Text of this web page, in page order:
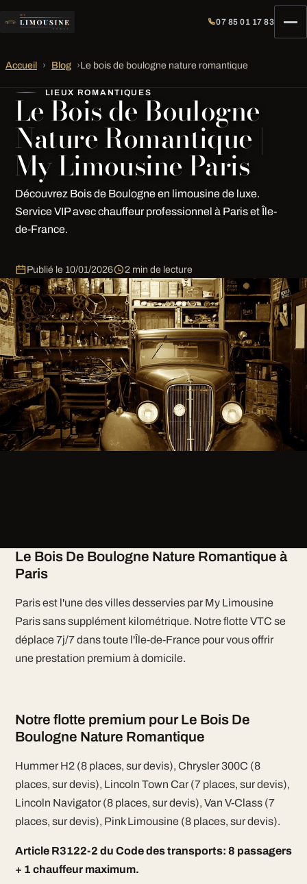
07 85 01 17 83
Accueil › Blog ›Le bois de boulogne nature romantique
LIEUX ROMANTIQUES
Le Bois de Boulogne
Nature Romantique |
My Limousine Paris
Découvrez Bois de Boulogne en limousine de luxe.
Service VIP avec chauffeur professionnel à Paris et Île-
de-France.
Publié le 10/01/2026 2 min de lecture
Le Bois De Boulogne Nature Romantique à
Paris
Paris est l'une des villes desservies par My Limousine
Paris sans supplément kilométrique. Notre flotte VTC se
déplace 7j/7 dans toute l'Île-de-France pour vous offrir
une prestation premium à domicile.
Notre flotte premium pour Le Bois De
Boulogne Nature Romantique
Hummer H2 (8 places, sur devis), Chrysler 300C (8
places, sur devis), Lincoln Town Car (7 places, sur devis),
Lincoln Navigator (8 places, sur devis), Van V-Class (7
places, sur devis), Pink Limousine (8 places, sur devis).
Article R3122-2 du Code des transports: 8 passagers
+ 1 chauffeur maximum.